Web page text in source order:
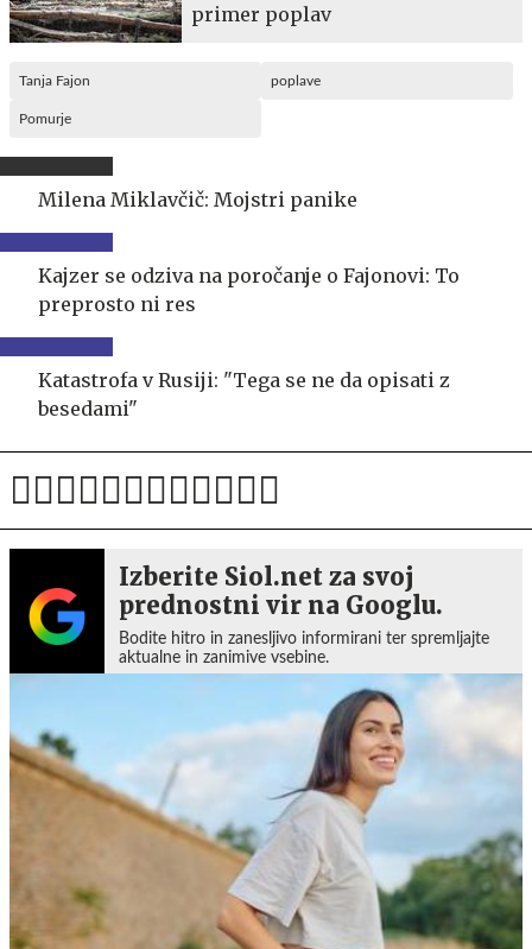
primer poplav
Tanja Fajon poplave
Pomurje
Milena Miklavčič: Mojstri panike
Kajzer se odziva na poročanje o Fajonovi: To
preprosto ni res
Katastrofa v Rusiji: "Tega se ne da opisati z
besedami"
Izberite Siol.net za svoj
prednostni vir na Googlu.
Bodite hitro in zanesljivo informirani ter spremljajte
aktualne in zanimive vsebine.